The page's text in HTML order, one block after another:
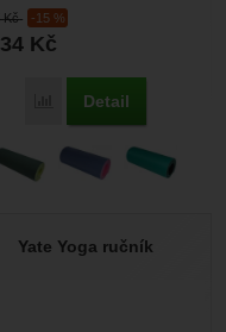
Kč -15 %
Kč
Porovnat
Detail
spoustu možností...
Yate Yoga ručník